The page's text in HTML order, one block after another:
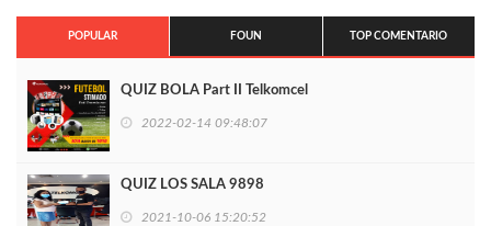
POPULAR FOUN TOP COMENTARIO
QUIZ BOLA Part II Telkomcel
2022-02-14 09:48:07
QUIZ LOS SALA 9898
2021-10-06 15:20:52